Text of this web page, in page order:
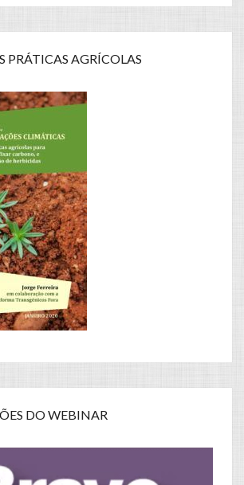
PRÁTICAS AGRÍCOLAS
DO WEBINAR